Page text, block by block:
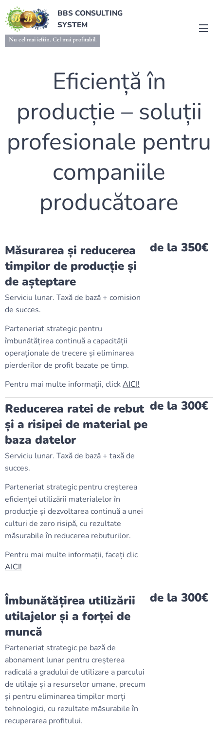
BBS CONSULTING
SYSTEM
Nu cel mai ieftin. Cel mai profitabil.
Eficiență în
producție – soluții
profesionale pentru
companiile
producătoare
Măsurarea și reducerea
timpilor de producție și
de așteptare
Serviciu lunar. Taxă de bază + comision
de succes.
Parteneriat strategic pentru
îmbunătățirea continuă a capacității
operaționale de trecere și eliminarea
pierderilor de profit bazate pe timp.
Pentru mai multe informații, clickAICI!
de la 350€
Reducerea ratei de rebut
și a risipei de material pe
baza datelor
Serviciu lunar. Taxă de bază + taxă de
succes.
Parteneriat strategic pentru creșterea
eficienței utilizării materialelor în
producție și dezvoltarea continuă a unei
culturi de zero risipă, cu rezultate
măsurabile în reducerea rebuturilor.
Pentru mai multe informații, faceți clic
AICI!
de la 300€
Îmbunătățirea utilizării
utilajelor și a forței de
muncă
Parteneriat strategic pe bază de
abonament lunar pentru creșterea
radicală a gradului de utilizare a parcului
de utilaje și a resurselor umane, precum
și pentru eliminarea timpilor morți
tehnologici, cu rezultate măsurabile în
recuperarea profitului.
de la 300€